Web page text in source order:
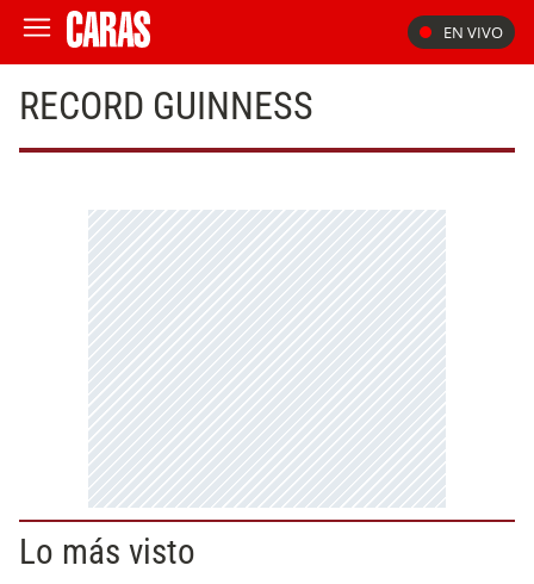
EN VIVO
RECORD GUINNESS
Lo más visto